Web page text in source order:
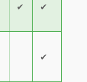
✔ ✔
✔